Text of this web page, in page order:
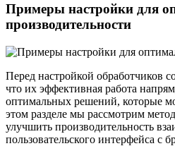
Примеры настройки для
производительности
Перед настройкой обработчиков
что их эффективная работа
оптимальных решений, которые
этом разделе мы рассмотрим
улучшить производительность
пользовательского интерфейса с